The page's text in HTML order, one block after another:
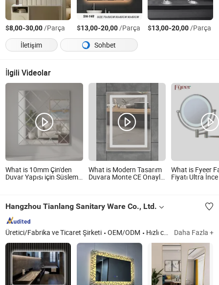
$8,00-30,00/Parça $13,00-20,00/Parça $13,00-20,00/Parça
İletişim
Sohbet
İlgili Videolar
What is 10mm Çin'den
Duvar Yapısı için Süsleme
What is Modern Tasarım
Duvara Monte CE Onaylı
What is Fyeer
Fiyatı Ultra
Hangzhou Tianlang Sanitary Ware Co., Ltd.
Üretici/Fabrika ve Ticaret Şirketi OEM/ODM Hızlı cevap Daha Fazla +